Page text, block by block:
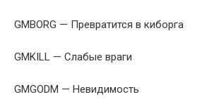
GMBORG — Превратится в киборга
GMKILL — Слабые враги
GMGODM — Невидимость